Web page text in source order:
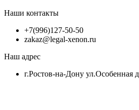
Наши контакты
+7(996)127-50-50
zakaz@legal-xenon.ru
Наш адрес
г.Ростов-на-Дону ул.Особенная